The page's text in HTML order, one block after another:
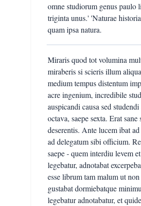
omne studiorum genus paulo
triginta unus.' 'Naturae
quam ipsa natura.
Miraris quod tot volumina
miraberis si scieris illum
medium tempus distentum
acre ingenium, incredibile
auspicandi causa sed
octava, saepe sexta. Erat
deserentis. Ante lucem ibat
ad delegatum sibi officium.
saepe - quem interdiu levem
legebatur, adnotabat
esse librum tam malum ut
gustabat dormiebatque
legebatur adnotabatur, et